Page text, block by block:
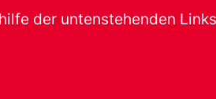
der untenstehenden